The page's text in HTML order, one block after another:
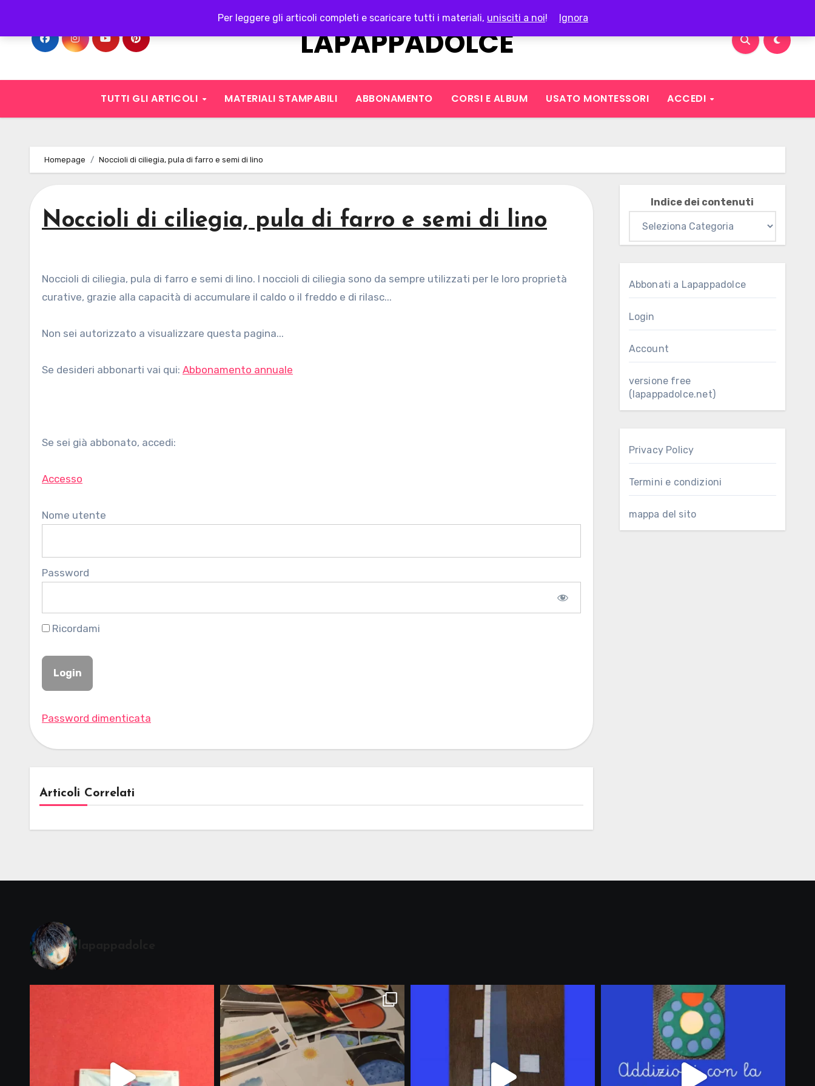
Per leggere gli articoli completi e scaricare tutti i materiali, unisciti a noi! Ignora
content
LAPAPPADOLCE
TUTTI GLI ARTICOLI MATERIALI STAMPABILI ABBONAMENTO CORSI E ALBUM USATO MONTESSORI ACCEDI
Homepage Noccioli di ciliegia, pula di farro e semi di lino
Noccioli di ciliegia, pula di farro e semi di lino
Noccioli di ciliegia, pula di farro e semi di lino. I noccioli di ciliegia sono da sempre utilizzati per le loro proprietà
curative, grazie alla capacità di accumulare il caldo o il freddo e di rilasc...
Non sei autorizzato a visualizzare questa pagina...
Se desideri abbonarti vai qui: Abbonamento annuale
Se sei già abbonato, accedi:
Accesso
Nome utente
Password
Ricordami
Password dimenticata
Articoli Correlati
Indice dei contenuti
Abbonati a Lapappadolce
Login
Account
versione free
(lapappadolce.net)
Privacy Policy
Termini e condizioni
mappa del sito